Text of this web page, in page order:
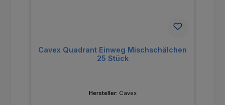
Cavex Quadrant Einweg Mischschälchen
25 Stück
Hersteller: Cavex